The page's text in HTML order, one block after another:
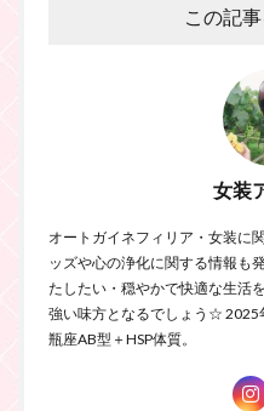
この記
女装
オートガイネフィリア・女装に
ッズや心の浄化に関する情報も
たしたい・穏やかで快適な生活
強い味方となるでしょう☆ 2025
瓶座AB型＋HSP体質。